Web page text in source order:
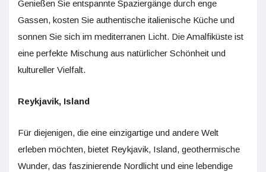
Genießen Sie entspannte Spaziergänge durch enge
Gassen, kosten Sie authentische italienische Küche und
sonnen Sie sich im mediterranen Licht. Die Amalfiküste ist
eine perfekte Mischung aus natürlicher Schönheit und
kultureller Vielfalt.
Reykjavik, Island
Für diejenigen, die eine einzigartige und andere Welt
erleben möchten, bietet Reykjavik, Island, geothermische
Wunder, das faszinierende Nordlicht und eine lebendige